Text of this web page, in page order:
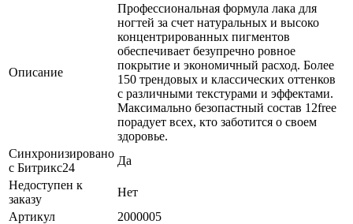
Описание
Профессиональная формула лака для
ногтей за счет натуральных и высоко
концентрированных пигментов
обеспечивает безупречно ровное
покрытие и экономичный расход. Более
150 трендовых и классических оттенков
с различными текстурами и эффектами.
Максимально безопастный состав 12free
порадует всех, кто заботится о своем
здоровье.
Синхронизировано
с Битрикс24
Да
Недоступен к
заказу
Нет
Артикул
2000005